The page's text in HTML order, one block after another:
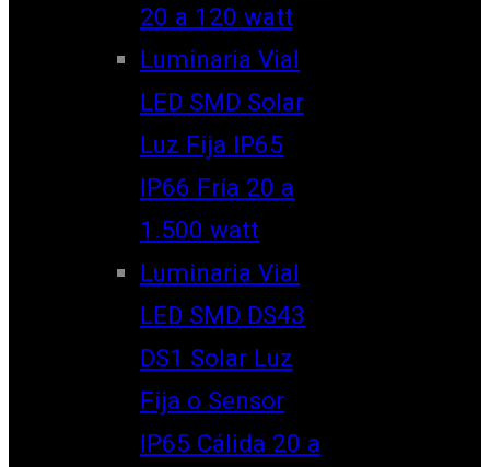
20 a 120 watt
Luminaria Vial
LED SMD Solar
Luz Fija IP65
IP66 Fría 20 a
1.500 watt
Luminaria Vial
LED SMD DS43
DS1 Solar Luz
Fija o Sensor
IP65 Cálida 20 a